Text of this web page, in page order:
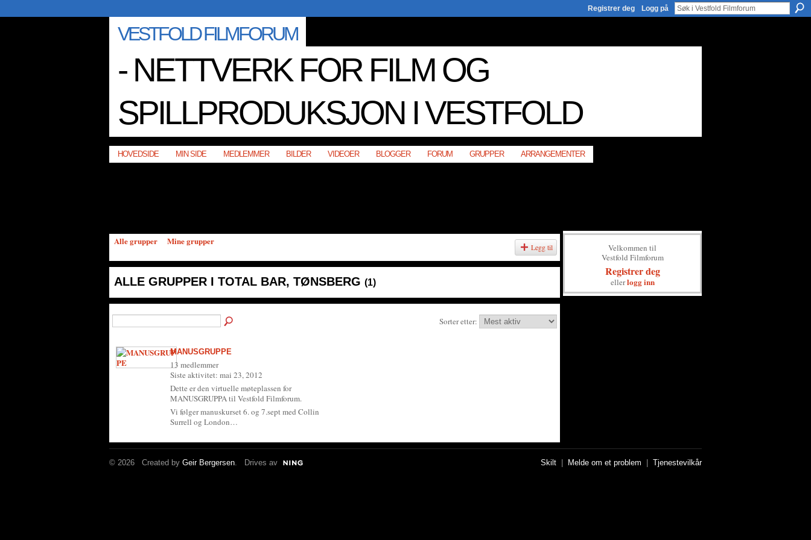
Registrer deg Logg på
VESTFOLD FILMFORUM
- NETTVERK FOR FILM OG
SPILLPRODUKSJON I VESTFOLD
HOVEDSIDE MIN SIDE MEDLEMMER BILDER VIDEOER BLOGGER FORUM GRUPPER ARRANGEMENTER
Alle grupper Mine grupper
Legg til
ALLE GRUPPER I TOTAL BAR, TØNSBERG (1)
Sorter etter:
MANUSGRUPPE
13 medlemmer
Siste aktivitet: mai 23, 2012
Dette er den virtuelle møteplassen for
MANUSGRUPPA til Vestfold Filmforum.
Vi følger manuskurset 6. og 7.sept med Collin
Surrell og London…
Velkommen til
Vestfold Filmforum
Registrer deg
ellerlogg inn
© 2026 Created by Geir Bergersen. Drives av Skilt Melde om et problem Tjenestevilkår